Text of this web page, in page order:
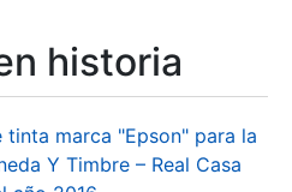
historia
tinta marca "Epson" para la
Y Timbre – Real Casa